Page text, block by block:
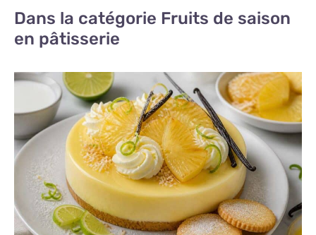
Dans la catégorie Fruits de saison
en pâtisserie